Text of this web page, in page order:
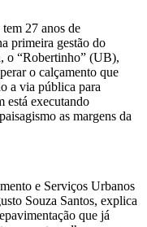
27 anos de
primeira gestão do
o “Robertinho” (UB),
o calçamento que
a via pública para
está executando
as margens da
e Serviços Urbanos
Souza Santos, explica
que já